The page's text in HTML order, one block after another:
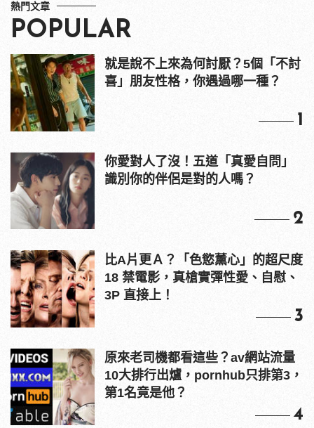
熱門文章
POPULAR
就是說不上來為何討厭？5個「不討
喜」朋友性格，你遇過哪一種？
1
你愛對人了沒！五道「真愛自問」
識別你的伴侶是對的人嗎？
2
比A片更Ａ？「色慾薰心」的超尺度
18 禁電影，真槍實彈性愛、自慰、
3P 直接上！
3
原來老司機都看這些？av網站流量
10大排行出爐，pornhub只排第3，
第1名竟是他？
4